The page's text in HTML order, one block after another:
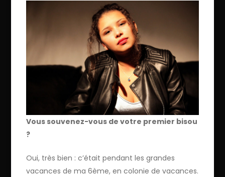
Vous souvenez-vous de votre premier bisou
?
Oui, très bien : c’était pendant les grandes
vacances de ma 6ème, en colonie de vacances.